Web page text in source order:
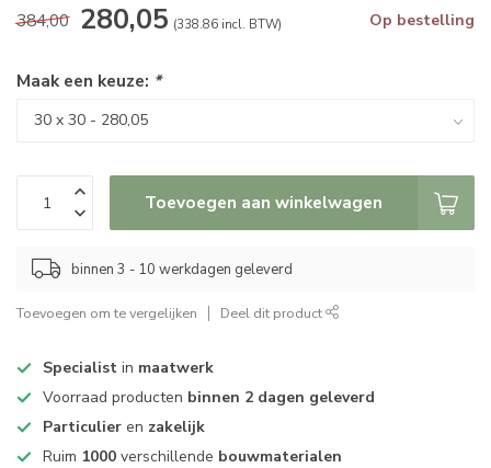
384,00 280,05 (338.86 incl. BTW) Op bestelling
Maak een keuze: *
Toevoegen aan winkelwagen
binnen 3 - 10 werkdagen geleverd
Toevoegen om te vergelijken Deel dit product
Specialist in maatwerk
Voorraad producten binnen 2 dagen geleverd
Particulier en zakelijk
Ruim 1000 verschillende bouwmaterialen